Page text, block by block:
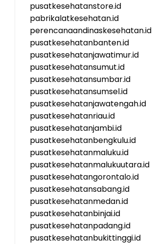
pusatkesehatanstore.id
pabrikalatkesehatan.id
perencanaandinaskesehatan.id
pusatkesehatanbanten.id
pusatkesehatanjawatimur.id
pusatkesehatansumut.id
pusatkesehatansumbar.id
pusatkesehatansumsel.id
pusatkesehatanjawatengah.id
pusatkesehatanriau.id
pusatkesehatanjambi.id
pusatkesehatanbengkulu.id
pusatkesehatanmaluku.id
pusatkesehatanmalukuutara.id
pusatkesehatangorontalo.id
pusatkesehatansabang.id
pusatkesehatanmedan.id
pusatkesehatanbinjai.id
pusatkesehatanpadang.id
pusatkesehatanbukittinggi.id